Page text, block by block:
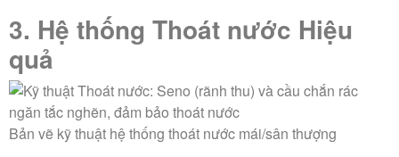
3. Hệ thống Thoát nước Hiệu
quả
Bản vẽ kỹ thuật hệ thống thoát nước mái/sân thượng